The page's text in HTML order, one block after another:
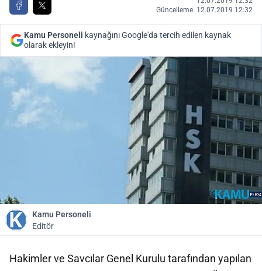
Güncelleme: 12.07.2019 12:32
Kamu Personeli kaynağını Google'da tercih edilen kaynak
olarak ekleyin!
Kamu Personeli
Editör
Hakimler ve Savcılar Genel Kurulu tarafından yapılan